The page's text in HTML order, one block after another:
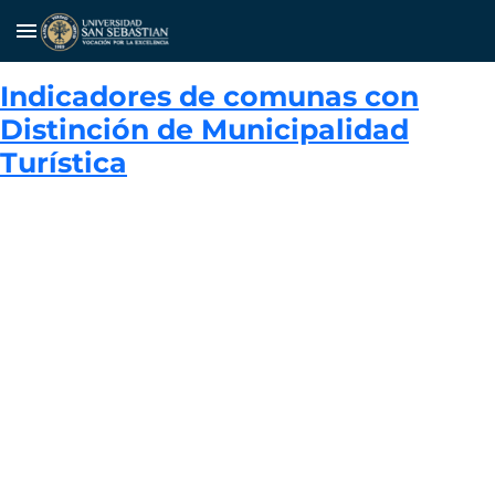
menu
Indicadores de comunas con
Distinción de Municipalidad
Turística